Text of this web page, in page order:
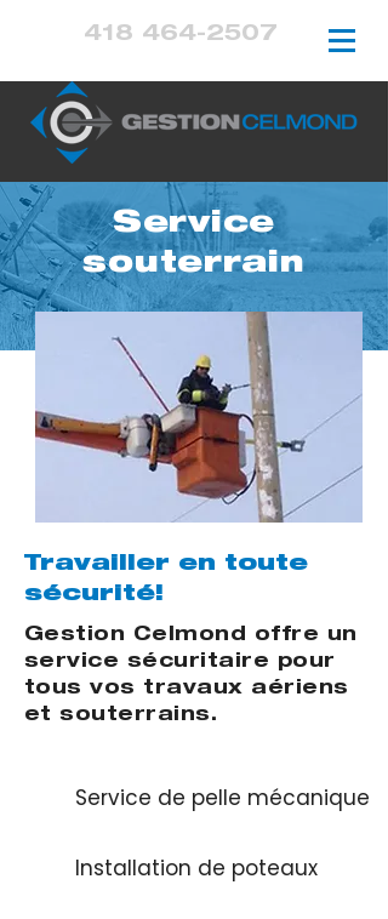
418 464-2507
Service
souterrain
Travailler en toute
sécurité!
Gestion Celmond offre un
service sécuritaire pour
tous vos travaux aériens
et souterrains.
Service de pelle mécanique
Installation de poteaux